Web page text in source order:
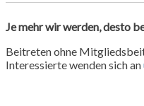
Je mehr wir werden, desto
Beitreten ohne
Interessierte wenden sich an